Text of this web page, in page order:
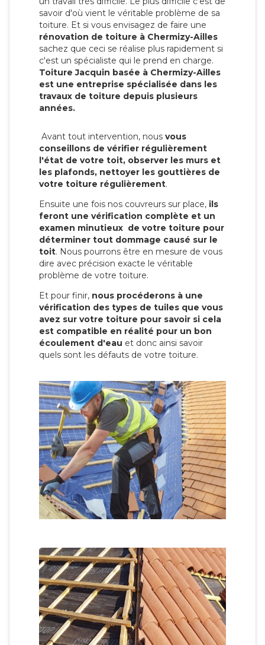
savoir d'où vient le véritable problème de sa
toiture. Et si vous envisagez de faire une
rénovation de toiture à Chermizy-Ailles
sachez que ceci se réalise plus rapidement si
c'est un spécialiste qui le prend en charge.
Toiture Jacquin basée à Chermizy-Ailles
est une entreprise spécialisée dans les
travaux de toiture depuis plusieurs
années.
Avant tout intervention, nous vous
conseillons de vérifier régulièrement
l'état de votre toit, observer les murs et
les plafonds, nettoyer les gouttières de
votre toiture régulièrement.
Ensuite une fois nos couvreurs sur place, ils
feront une vérification complète et un
examen minutieux de votre toiture pour
déterminer tout dommage causé sur le
toit. Nous pourrons être en mesure de vous
dire avec précision exacte le véritable
problème de votre toiture.
Et pour finir, nous procéderons à une
vérification des types de tuiles que vous
avez sur votre toiture pour savoir si cela
est compatible en réalité pour un bon
écoulement d'eau et donc ainsi savoir
quels sont les défauts de votre toiture.